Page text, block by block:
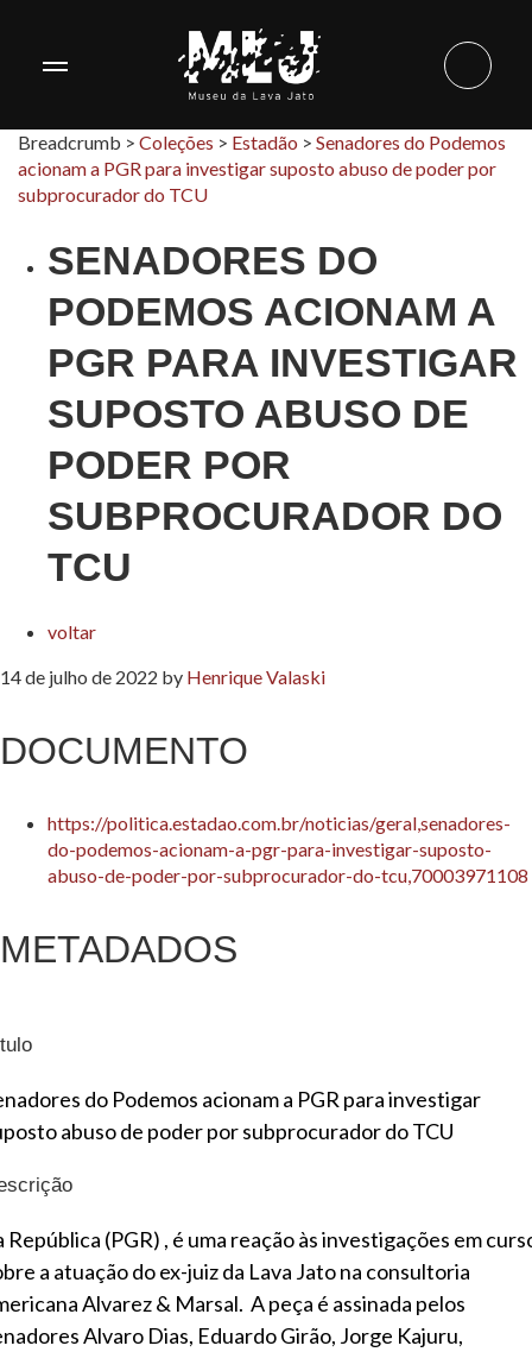
Breadcrumb > Coleções > Estadão > Senadores do Podemos
acionam a PGR para investigar suposto abuso de poder por
subprocurador do TCU
SENADORES DO
PODEMOS ACIONAM A
PGR PARA INVESTIGAR
SUPOSTO ABUSO DE
PODER POR
SUBPROCURADOR DO
TCU
voltar
14 de julho de 2022 by Henrique Valaski
DOCUMENTO
https://politica.estadao.com.br/noticias/geral,senadores-
do-podemos-acionam-a-pgr-para-investigar-suposto-
abuso-de-poder-por-subprocurador-do-tcu,70003971108
METADADOS
do Podemos acionam a PGR para investigar
abuso de poder por subprocurador do TCU
República (PGR) , é uma reação às investigações em
a atuação do ex-juiz da Lava Jato na consultoria
Alvarez & Marsal. A peça é assinada pelos
Alvaro Dias, Eduardo Girão, Jorge Kajuru,